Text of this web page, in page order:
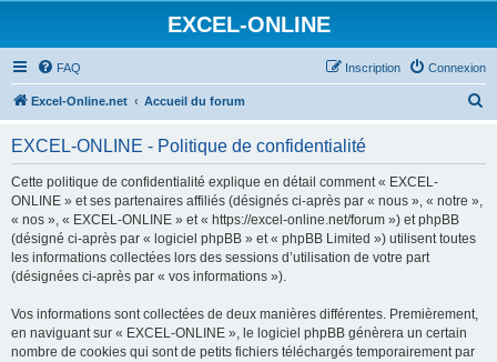
EXCEL-ONLINE
FAQ Connexion
Inscription
Excel-Online.net Accueil du forum
EXCEL-ONLINE - Politique de confidentialité
Cette politique de confidentialité explique en détail comment « EXCEL-
ONLINE » et ses partenaires affiliés (désignés ci-après par « nous », « notre »,
« nos », « EXCEL-ONLINE » et « https://excel-online.net/forum ») et phpBB
(désigné ci-après par « logiciel phpBB » et « phpBB Limited ») utilisent toutes
les informations collectées lors des sessions d’utilisation de votre part
(désignées ci-après par « vos informations »).
Vos informations sont collectées de deux manières différentes. Premièrement,
en naviguant sur « EXCEL-ONLINE », le logiciel phpBB génèrera un certain
nombre de cookies qui sont de petits fichiers téléchargés temporairement par